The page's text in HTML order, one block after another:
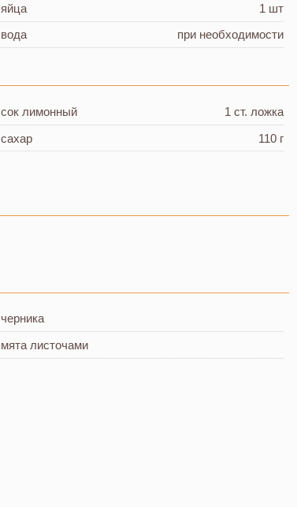
яйца
1 шт
вода
при необходимости
сок лимонный
1 ст. ложка
сахар
110 г
черника
мята листочами